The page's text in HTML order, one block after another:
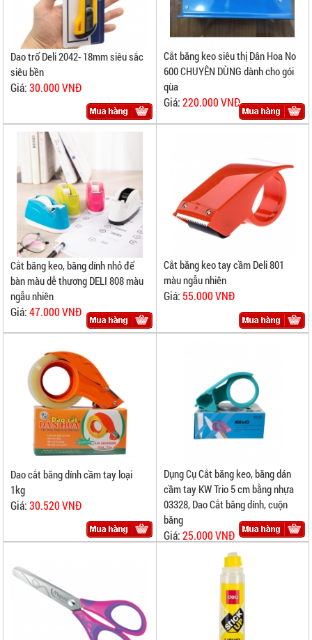
Dao trổ Deli 2042- 18mm siêu sắc
siêu bền
Giá:30.000 VNĐ
Cắt băng keo siêu thị Dân Hoa No
600 CHUYÊN DÙNG dành cho gói
qùa
Giá:220.000 VNĐ
Cắt băng keo, băng dính nhỏ để
bàn màu dễ thương DELI 808 màu
ngẫu nhiên
Giá:47.000 VNĐ
Cắt băng keo tay cầm Deli 801
màu ngẫu nhiên
Giá: 55.000 VNĐ
Dao cắt băng dính cầm tay loại
1kg
Giá:30.520 VNĐ
Dụng Cụ Cắt băng keo, băng dán
cầm tay KW Trio 5 cm bằng nhựa
03328, Dao Cắt băng dính, cuộn
băng
Giá:25.000 VNĐ